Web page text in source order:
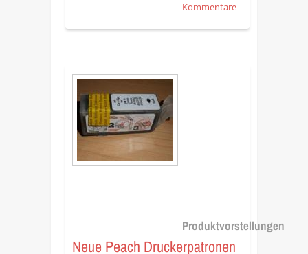
Kommentare
Produktvorstellungen
Neue Peach Druckerpatronen